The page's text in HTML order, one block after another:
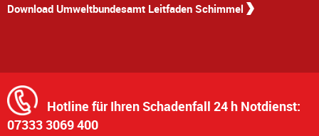
Download Umweltbundesamt Leitfaden Schimmel
Hotline für Ihren Schadenfall 24 h Notdienst:
07333 3069 400